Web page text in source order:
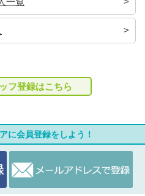
フ登録はこちら
に会員登録をしよう！